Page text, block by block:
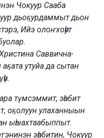
Чокуур Сааба
дьоҕурдаммыт дьон
Ийэ олоҥхоһут
Саввична-
аҕата утуйа да сытан
түмсэммит, эһэбит
оҕолуун улаханныын
ыһыахтаабыппыт.
эһэбитин, Чокуур